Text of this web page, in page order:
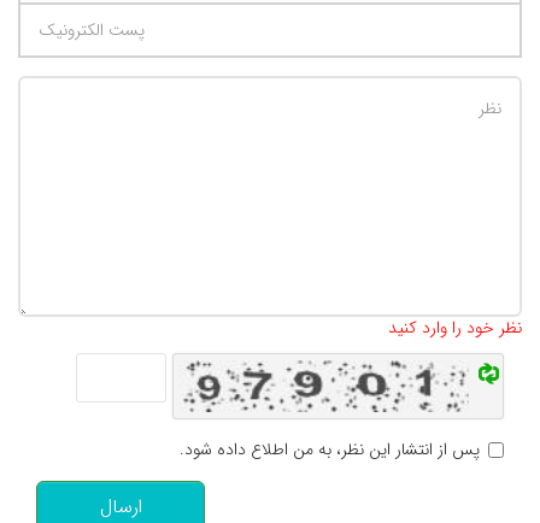
نظر خود را وارد کنید
پس از انتشار این نظر، به من اطلاع داده شود.
ارسال